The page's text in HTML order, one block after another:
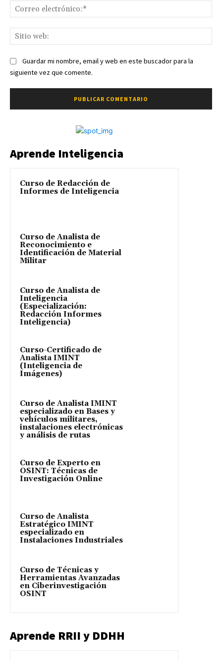
Guardar mi nombre, email y web en este buscador para la
siguiente vez que comente.
Aprende Inteligencia
Curso de Redacción de
Informes de Inteligencia
Curso de Analista de
Reconocimiento e
Identificación de Material
Militar
Curso de Analista de
Inteligencia
(Especialización:
Redacción Informes
Inteligencia)
Curso-Certificado de
Analista IMINT
(Inteligencia de
Imágenes)
Curso de Analista IMINT
especializado en Bases y
vehículos militares,
instalaciones electrónicas
y análisis de rutas
Curso de Experto en
OSINT: Técnicas de
Investigación Online
Curso de Analista
Estratégico IMINT
especializado en
Instalaciones Industriales
Curso de Técnicas y
Herramientas Avanzadas
en Ciberinvestigación
OSINT
Aprende RRII y DDHH